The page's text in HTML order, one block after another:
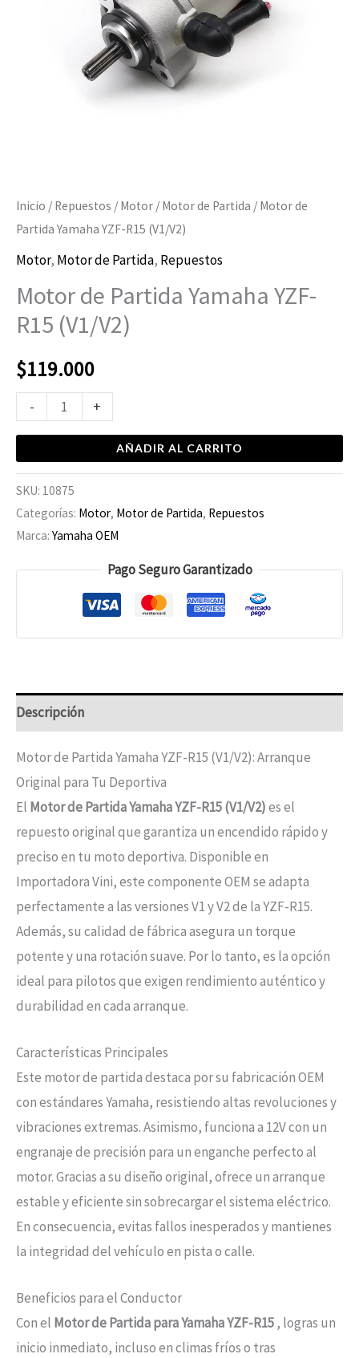
Inicio / Repuestos / Motor / Motor de Partida / Motor de
Partida Yamaha YZF-R15 (V1/V2)
Motor, Motor de Partida, Repuestos
Motor de Partida Yamaha YZF-
R15 (V1/V2)
$119.000
- +
AÑADIR AL CARRITO
SKU: 10875
Categorías: Motor, Motor de Partida, Repuestos
Marca: Yamaha OEM
Pago Seguro Garantizado
Descripción
Motor de Partida Yamaha YZF-R15 (V1/V2): Arranque
Original para Tu Deportiva
El Motor de Partida Yamaha YZF-R15 (V1/V2)es el
repuesto original que garantiza un encendido rápido y
preciso en tu moto deportiva. Disponible en
Importadora Vini, este componente OEM se adapta
perfectamente a las versiones V1 y V2 de la YZF-R15.
Además, su calidad de fábrica asegura un torque
potente y una rotación suave. Por lo tanto, es la opción
ideal para pilotos que exigen rendimiento auténtico y
durabilidad en cada arranque.
Características Principales
Este motor de partida destaca por su fabricación OEM
con estándares Yamaha, resistiendo altas revoluciones y
vibraciones extremas. Asimismo, funciona a 12V con un
engranaje de precisión para un enganche perfecto al
motor. Gracias a su diseño original, ofrece un arranque
estable y eficiente sin sobrecargar el sistema eléctrico.
En consecuencia, evitas fallos inesperados y mantienes
la integridad del vehículo en pista o calle.
Beneficios para el Conductor
Con el Motor de Partida para Yamaha YZF-R15, logras un
inicio inmediato, incluso en climas fríos o tras